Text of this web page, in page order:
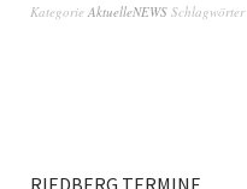
Kategorie AktuelleNEWS Schlagwörter
RIEDBERG TERMINE